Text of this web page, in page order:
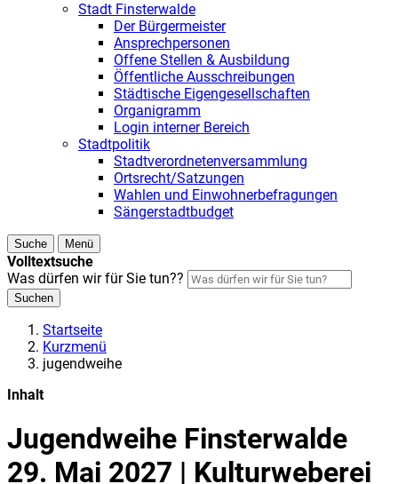
Stadt Finsterwalde
Der Bürgermeister
Ansprechpersonen
Offene Stellen & Ausbildung
Öffentliche Ausschreibungen
Städtische Eigengesellschaften
Organigramm
Login interner Bereich
Stadtpolitik
Stadtverordnetenversammlung
Ortsrecht/Satzungen
Wahlen und Einwohnerbefragungen
Sängerstadtbudget
Suche Menü
Volltextsuche
Was dürfen wir für Sie tun??
Suchen
Startseite
Kurzmenü
jugendweihe
Inhalt
Jugendweihe Finsterwalde
29. Mai 2027 | Kulturweberei